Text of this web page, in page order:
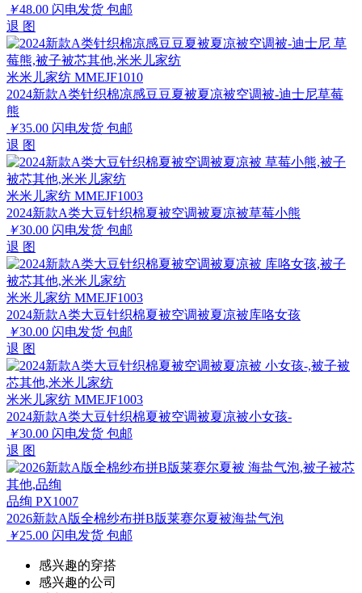
￥48.00 闪电发货 包邮
退 图
米米儿家纺 MMEJF1010
2024新款A类针织棉凉感豆豆夏被夏凉被空调被-迪士尼草莓
熊
￥35.00 闪电发货 包邮
退 图
米米儿家纺 MMEJF1003
2024新款A类大豆针织棉夏被空调被夏凉被草莓小熊
￥30.00 闪电发货 包邮
退 图
米米儿家纺 MMEJF1003
2024新款A类大豆针织棉夏被空调被夏凉被库咯女孩
￥30.00 闪电发货 包邮
退 图
米米儿家纺 MMEJF1003
2024新款A类大豆针织棉夏被空调被夏凉被小女孩-
￥30.00 闪电发货 包邮
退 图
品绚 PX1007
2026新款A版全棉纱布拼B版莱赛尔夏被海盐气泡
￥25.00 闪电发货 包邮
感兴趣的穿搭
感兴趣的公司